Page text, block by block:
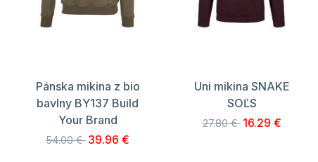
Pánska mikina z bio
bavlny BY137 Build
Your Brand
54.00 € 39.96 €
Uni mikina SNAKE
SOĽS
27.80 € 16.29 €